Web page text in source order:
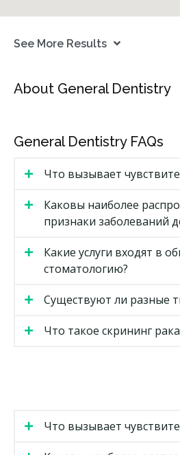
See More Results
About General Dentistry
General Dentistry FAQs
Что вызывает
Каковы наиболее
признаки заболеваний
Какие услуги входят в
стоматологию?
Существуют ли разные
Что такое скрининг
Что вызывает